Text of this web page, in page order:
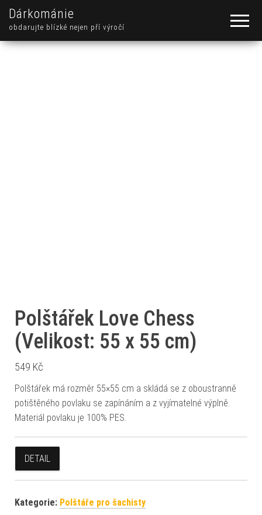
Dárkománie
obdarujte blízké nejen pří výročí
Polštářek Love Chess
(Velikost: 55 x 55 cm)
549 Kč
Polštářek má rozměr 55×55 cm a skládá se z oboustranně
potištěného povlaku se zapínáním a z vyjímatelné výplně.
Materiál povlaku je 100% PES.
DETAIL
Kategorie: Polštáře pro šachisty